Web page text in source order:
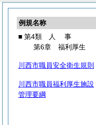
例規名称
■ 第4類
人 事
第6章 福利厚生
川西市職員安全衛生規則
川西市職員福利厚生施設
管理要綱